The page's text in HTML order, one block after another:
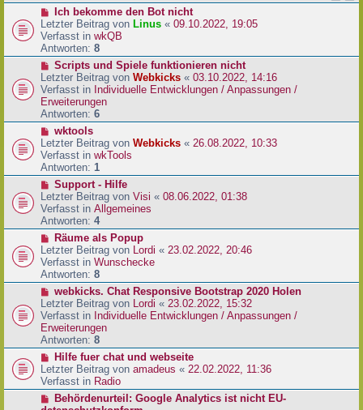
a
g
B
e
i
t
a
g
N
e
u
e
r
B
e
i
t
r
a
g
Ich bekomme den Bot nicht
Letzter Beitrag von Linus « 09.10.2022, 19:05
Verfasst in wkQB
Antworten: 8
N
e
u
e
r
B
e
i
t
r
a
g
Scripts und Spiele funktionieren nicht
Letzter Beitrag von Webkicks « 03.10.2022, 14:16
Verfasst in Individuelle Entwicklungen / Anpassungen /
Erweiterungen
Antworten: 6
N
e
u
e
r
B
e
i
t
a
g
wktools
Letzter Beitrag von Webkicks « 26.08.2022, 10:33
Verfasst in wkTools
Antworten: 1
N
e
u
e
r
B
e
i
t
a
g
Support - Hilfe
Letzter Beitrag von Visi « 08.06.2022, 01:38
Verfasst in Allgemeines
Antworten: 4
N
e
u
e
r
B
e
i
t
r
a
g
Räume als Popup
Letzter Beitrag von Lordi « 23.02.2022, 20:46
Verfasst in Wunschecke
Antworten: 8
N
e
u
e
r
B
e
i
t
webkicks. Chat Responsive Bootstrap 2020 Holen
Letzter Beitrag von Lordi « 23.02.2022, 15:32
Verfasst in Individuelle Entwicklungen / Anpassungen /
Erweiterungen
Antworten: 8
N
e
u
e
Hilfe fuer chat und webseite
Letzter Beitrag von amadeus « 22.02.2022, 11:36
Verfasst in Radio
NBehördenurteil: Google Analytics ist nicht EU-